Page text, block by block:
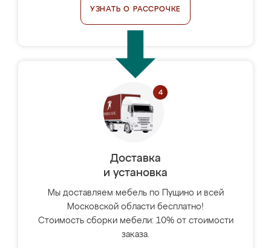
УЗНАТЬ О РАССРОЧКЕ
Доставка
и установка
Мы доставляем мебель по Пущино и всей
Московской области бесплатно!
Стоимость сборки мебели: 10% от стоимости
заказа.